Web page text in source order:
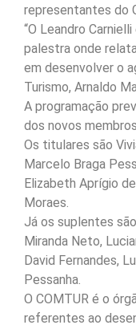
representantes do
“O Leandro
palestra onde
em desenvolver o
Turismo, Arnaldo
A programação
dos novos
Os titulares são
Marcelo Braga
Elizabeth Aprígio
Moraes.
Já os suplentes
Miranda Neto,
David Fernandes,
Pessanha.
O COMTUR é o
referentes ao